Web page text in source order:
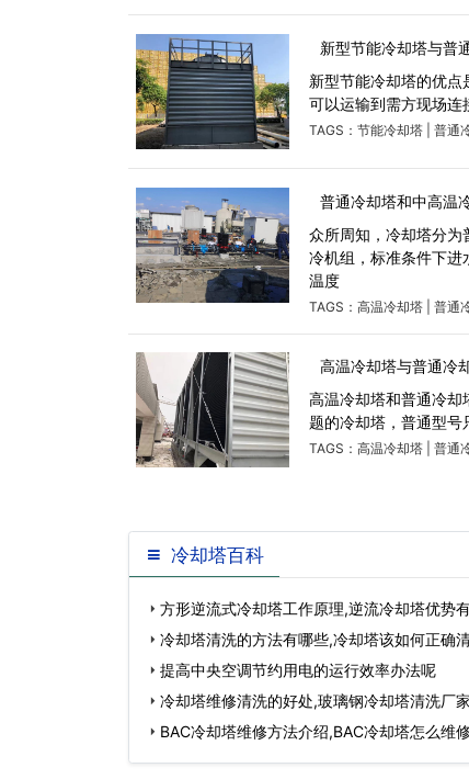
新型节能冷却塔与普
新型节能冷却塔的优点
可以运输到需方现场连
TAGS： 节能冷却塔 普通
普通冷却塔和中高温
众所周知，冷却塔分为
冷机组，标准条件下
温度
TAGS： 高温冷却塔 普通
高温冷却塔与普通冷
高温冷却塔和普通冷却
题的冷却塔，普通型
TAGS： 高温冷却塔 普通
冷却塔百科
方形逆流式冷却塔工作原理,逆流冷却塔优势
冷却塔清洗的方法有哪些,冷却塔该如何正确
提高中央空调节约用电的运行效率办法呢
冷却塔维修清洗的好处,玻璃钢冷却塔清洗厂
BAC冷却塔维修方法介绍,BAC冷却塔怎么维